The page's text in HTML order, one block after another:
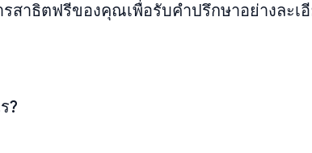
รสาธิตฟรีของคุณเพื่อรับคำปรึกษาอย่างละเ
?